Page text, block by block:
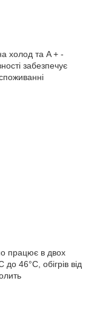
холод та A + -
забезпечує
працює в двох
46°C, обігрів від